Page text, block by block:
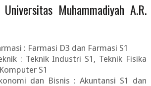
Muhammadiyah A.R.
: Farmasi D3 dan Farmasi S1
: Teknik Industri S1, Teknik Fisika
S1
dan Bisnis : Akuntansi S1 dan